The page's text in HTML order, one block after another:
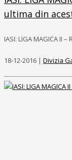
ultima din
IASI: LIGA MAGICA II
18-12-2016 | Divizia